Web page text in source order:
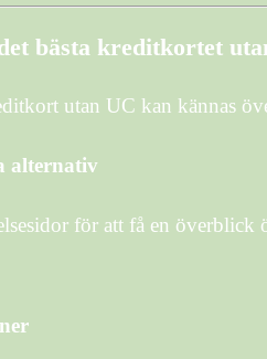
bästa kreditkortet
utan UC kan kännas
alternativ
för att få en överblick